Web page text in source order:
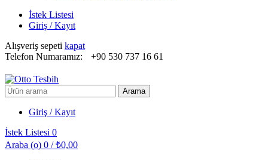
İstek Listesi
Giriş / Kayıt
Alışveriş sepeti kapat
Telefon Numaramız:
+90 530 737 16 61
Arayın: Arama
Giriş / Kayıt
İstek Listesi 0
Araba (o) 0 / ₺0,00